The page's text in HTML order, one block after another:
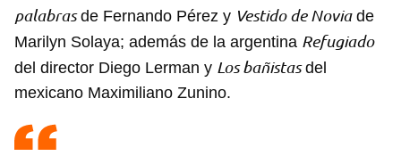
palabrasde Fernando Pérez y Vestido de Noviade
Marilyn Solaya; además de la argentina Refugiado
del director Diego Lerman y Los bañistasdel
mexicano Maximiliano Zunino.